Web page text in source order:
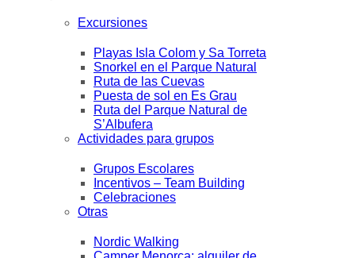
Excursiones
Playas Isla Colom y Sa Torreta
Snorkel en el Parque Natural
Ruta de las Cuevas
Puesta de sol en Es Grau
Ruta del Parque Natural de
S’Albufera
Actividades para grupos
Grupos Escolares
Incentivos – Team Building
Celebraciones
Otras
Nordic Walking